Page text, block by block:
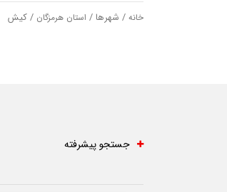
خانه / شهرها / استان هرمزگان / کیش
جستجو پیشرفته